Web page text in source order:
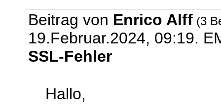
Beitrag von Enrico Alff (3
19.Februar.2024, 09:19.
SSL-Fehler
Hallo,